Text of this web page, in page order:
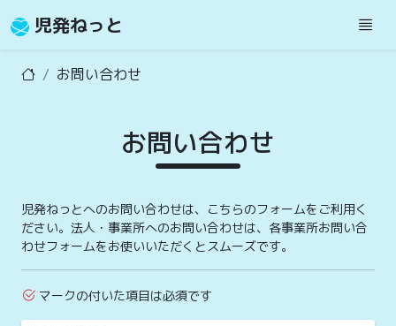
児発ねっと
お問い合わせ
お問い合わせ
児発ねっとへのお問い合わせは、こちらのフォームをご利用く
ださい。法人・事業所へのお問い合わせは、各事業所お問い合
わせフォームをお使いいただくとスムーズです。
マークの付いた項目は必須です